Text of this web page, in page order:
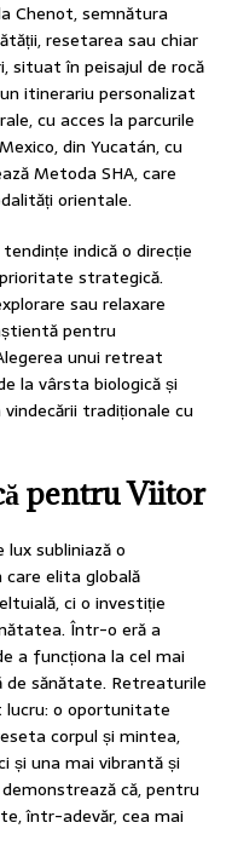
Chenot, semnătura
resetarea sau chiar
situat în peisajul de rocă
itinerariu personalizat
cu acces la parcurile
din Yucatán, cu
Metoda SHA, care
orientale.
indică o direcție
strategică.
sau relaxare
pentru
unui retreat
la vârsta biologică și
tradiționale cu
pentru Viitor
subliniază o
elita globală
ci o investiție
Într-o eră a
a funcționa la cel mai
sănătate. Retreaturile
lucru: o oportunitate
corpul și mintea,
și una mai vibrantă și
că, pentru
într-adevăr, cea mai